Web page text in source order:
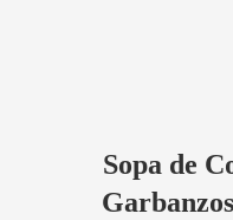
Sopa de